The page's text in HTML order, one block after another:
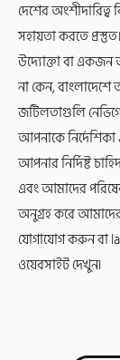
দেশের অংশীদারিত্ব
সহায়তা করতে
উদ্যোক্তা বা একজন
না কেন, বাংলাদেশে
জটিলতাগুলি
আপনাকে নির্দেশিকা
আপনার নির্দিষ্ট
এবং আমাদের
অনুগ্রহ করে
যোগাযোগ করুন বা
ওয়েবসাইট দেখুন৷